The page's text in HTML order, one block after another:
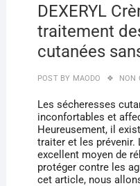
DEXERYL
traitement
cutanées
POST BY MAODO NON
Les sécheresses
inconfortables et
Heureusement, il
traiter et les prévenir.
excellent moyen de
protéger contre les
cet article, nous